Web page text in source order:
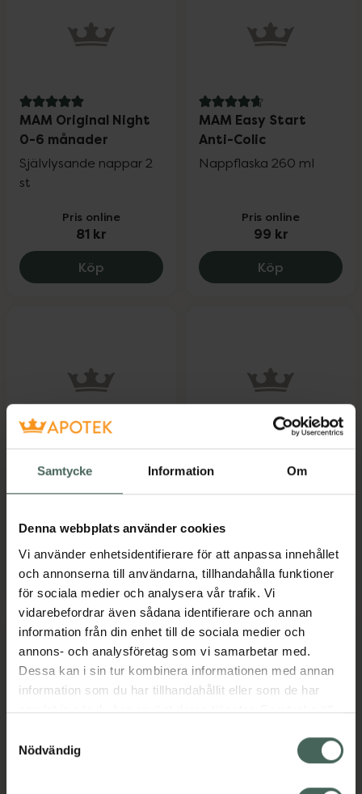
Samtycke Information Om
Denna webbplats använder cookies
Vi använder enhetsidentifierare för att anpassa innehållet
och annonserna till användarna, tillhandahålla funktioner
för sociala medier och analysera vår trafik. Vi
vidarebefordrar även sådana identifierare och annan
information från din enhet till de sociala medier och
annons- och analysföretag som vi samarbetar med.
Dessa kan i sin tur kombinera informationen med annan
information som du har tillhandahållit eller som de har
samlat in när du har använt deras tjänster. Samtycke till
återkalla ditt samtycke via webbplatsens
cookieinställningar. Ett återkallat samtycke påverkar inte
lagligheten av behandling som skett innan återkallelsen.
Nödvändig
5 av 5 i omdöme
MAM Original Night
0-6 månader
Självlysande nappar 2
st
Pris online
81 kr
Köp MAM Original Night 0-6 månader, 81 kr.
4.7 av 5 i omdöme
MAM Easy Start
Anti-Colic
Nappflaska 260 ml
Pris online
99 kr
Köp MAM
MAM Original Silikon
Blue 6-16 Månader
Nappar 2 st
Pris online
KöpMAM Original Silikon Blue 6-16
MAM Original 16-36
månader
Nappar 2 st
KöpMAM
MAM Teat size3 från
MAM Original Night